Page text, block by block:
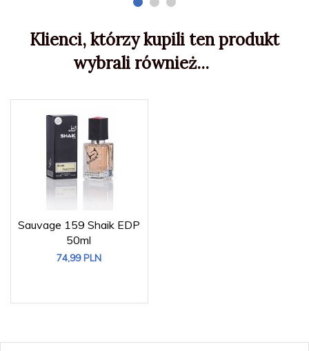
Klienci, którzy kupili ten produkt
wybrali również...
Sauvage 159 Shaik EDP
50ml
74,99 PLN